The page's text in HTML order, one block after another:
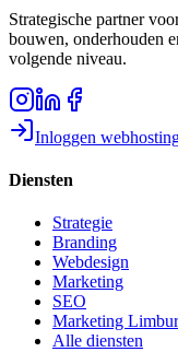
Strategische partner
bouwen, onderhouden
volgende niveau.
Inloggen
Diensten
Strategie
Branding
Webdesign
Marketing
SEO
Marketing
Alle diensten